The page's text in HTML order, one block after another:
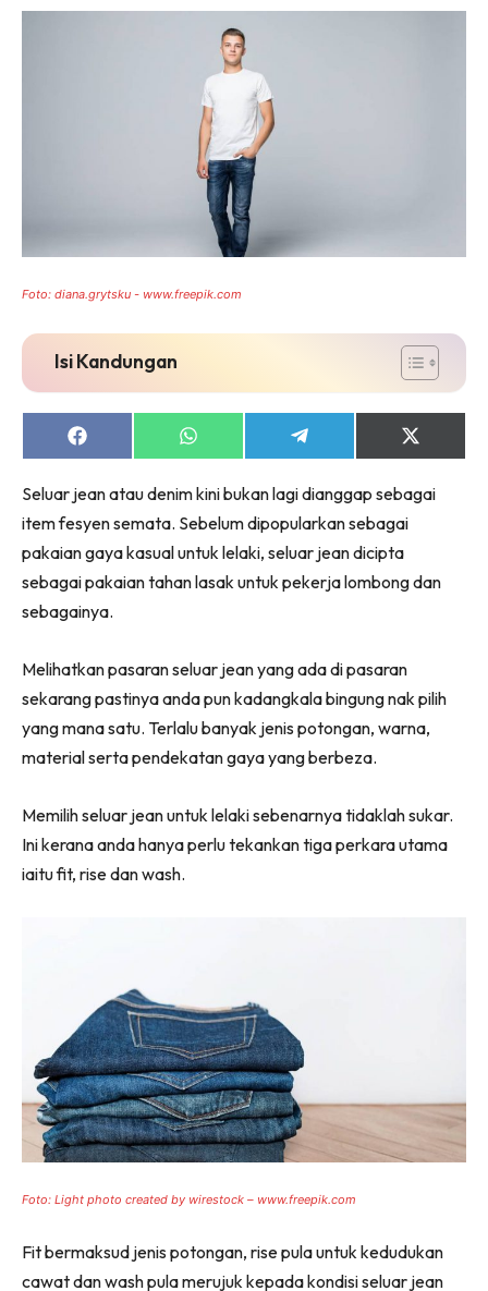
Foto: diana.grytsku - www.freepik.com
Isi Kandungan
Share
on
Share
on
Share
on
Share
on
(Twitter)
Seluar jean atau denim kini bukan lagi dianggap sebagai
item fesyen semata. Sebelum dipopularkan sebagai
pakaian gaya kasual untuk lelaki, seluar jean dicipta
sebagai pakaian tahan lasak untuk pekerja lombong dan
sebagainya.
Melihatkan pasaran seluar jean yang ada di pasaran
sekarang pastinya anda pun kadangkala bingung nak pilih
yang mana satu. Terlalu banyak jenis potongan, warna,
material serta pendekatan gaya yang berbeza.
Memilih seluar jean untuk lelaki sebenarnya tidaklah sukar.
Ini kerana anda hanya perlu tekankan tiga perkara utama
iaitu fit, rise dan wash.
Foto: Light photo created by wirestock – www.freepik.com
Fit bermaksud jenis potongan, rise pula untuk kedudukan
cawat dan wash pula merujuk kepada kondisi seluar jean